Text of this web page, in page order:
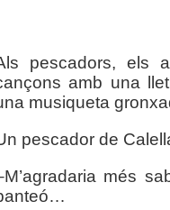
pescadors, els
amb una
musiqueta
pescador de
més